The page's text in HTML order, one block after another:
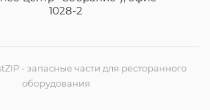
1028-2
- запасные части для ресторанного
оборудования